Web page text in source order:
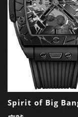
Spirit of Big